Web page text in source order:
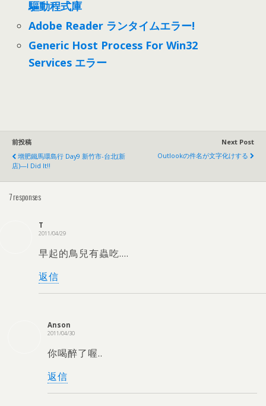
驅動程式庫
Adobe Reader ランタイムエラー!
Generic Host Process For Win32
Services エラー
前投稿
增肥鐵馬環島行 Day9 新竹市-台北(新
店)—I Did It!!
Next Post
Outlookの件名が文字化けする
7responses
T
2011/04/29
早起的鳥兒有蟲吃….
返信
Anson
2011/04/30
你喝醉了喔..
返信